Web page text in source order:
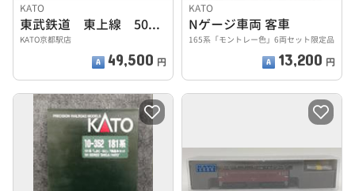
KATO
東武鉄道 東上線 50070型 室内灯入
KATO京都駅店
49,500 円
KATO
Nゲージ車両 客車
165系「モントレー色」6両セット限定品
13,200 円